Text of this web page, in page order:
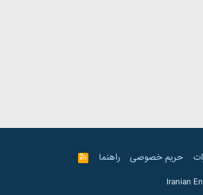
حریم خصوصی راهنما
R
S
Iranian